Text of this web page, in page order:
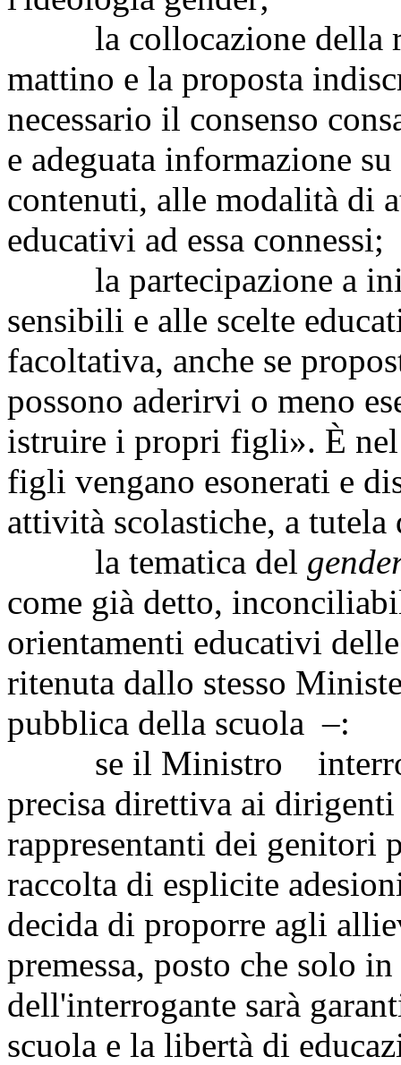
la collocazione della
mattino e la proposta
necessario il consenso
e adeguata informazione
contenuti, alle modalità di
educativi ad essa connessi;
la partecipazione a
sensibili e alle scelte
facoltativa, anche se
possono aderirvi o meno
istruire i propri figli». È
figli vengano esonerati e
attività scolastiche, a
la tematica del
come già detto,
orientamenti educativi
ritenuta dallo stesso
pubblica della scuola –:
se il Ministro
precisa direttiva ai
rappresentanti dei genitori
raccolta di esplicite
decida di proporre agli
premessa, posto che solo
dell'interrogante sarà
scuola e la libertà di